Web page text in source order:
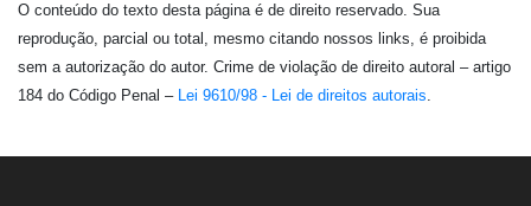
O conteúdo do texto desta página é de direito reservado. Sua
reprodução, parcial ou total, mesmo citando nossos links, é proibida
sem a autorização do autor. Crime de violação de direito autoral – artigo
184 do Código Penal – Lei 9610/98 - Lei de direitos autorais.